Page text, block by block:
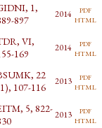
1,
897
2014 pdf
html
VI,
169
2014 pdf
html
22
107-116
2013 pdf
html
5, 822-2013 pdf
html